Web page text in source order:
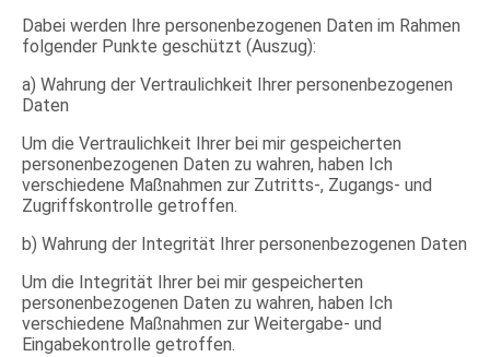
Dabei werden Ihre personenbezogenen Daten im Rahmen
folgender Punkte geschützt (Auszug):
a) Wahrung der Vertraulichkeit Ihrer personenbezogenen
Daten
Um die Vertraulichkeit Ihrer bei mir gespeicherten
personenbezogenen Daten zu wahren, haben Ich
verschiedene Maßnahmen zur Zutritts-, Zugangs- und
Zugriffskontrolle getroffen.
b) Wahrung der Integrität Ihrer personenbezogenen Daten
Um die Integrität Ihrer bei mir gespeicherten
personenbezogenen Daten zu wahren, haben Ich
verschiedene Maßnahmen zur Weitergabe- und
Eingabekontrolle getroffen.